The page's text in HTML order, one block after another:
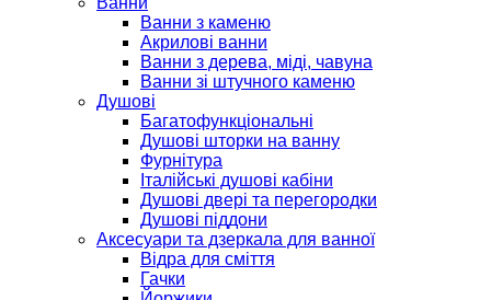
Ванни з каменю
Акрилові ванни
Ванни з дерева, міді, чавуна
Ванни зі штучного каменю
Душові
Багатофункціональні
Душові шторки на ванну
Фурнітура
Італійські душові кабіни
Душові двері та перегородки
Душові піддони
Аксесуари та дзеркала для ванної
Відра для сміття
Гачки